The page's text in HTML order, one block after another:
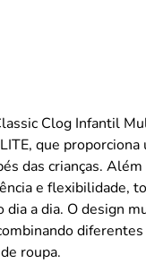
Clog Infantil
que proporciona
das crianças. Além
e flexibilidade,
dia a dia. O design
roupa.